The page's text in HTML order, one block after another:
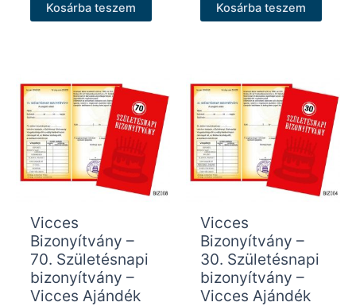
Kosárba teszem Kosárba teszem
Vicces
Bizonyítvány –
70. Születésnapi
bizonyítvány –
Vicces Ajándék
Vicces
Bizonyítvány –
30. Születésnapi
bizonyítvány –
Vicces Ajándék